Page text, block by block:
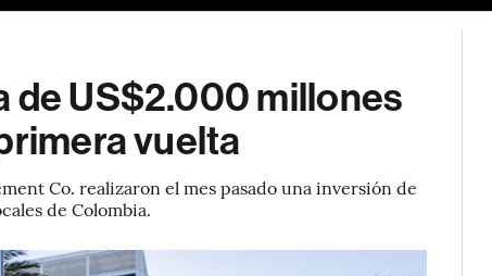
de US$2.000 millones
vuelta
Co. realizaron el mes pasado una inversión de
de Colombia.